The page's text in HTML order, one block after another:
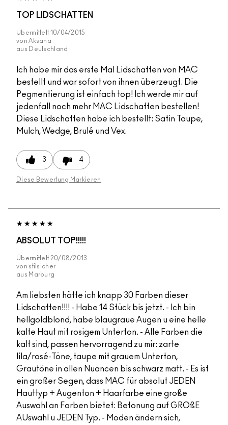
TOP LIDSCHATTEN
Übermittelt 10/04/2015
von Aksana
aus
Deutschland
Ich habe mir das erste Mal Lidschatten von MAC
bestellt und war sofort von ihnen überzeugt. Die
Pegmentierung ist einfach top! Ich werde mir auf
jedenfall noch mehr MAC Lidschatten bestellen!
Diese Lidschatten habe ich bestellt: Satin Taupe,
Mulch, Wedge, Brulé und Vex.
3 4
Diese Bewertung Markieren
ABSOLUT TOP!!!!!
Übermittelt 20/08/2013
von stilsicher
aus Marburg
Am liebsten hätte ich knapp 30 Farben dieser
Lidschatten!!!! - Habe 14 Stück bis jetzt. - Ich bin
hellgoldblond, habe blaugraue Augen u eine helle
kalte Haut mit rosigem Unterton. - Alle Farben die
kalt sind, passen hervorragend zu mir: zarte
lila/rosé-Töne, taupe mit grauem Unterton,
Grautöne in allen Nuancen bis schwarz matt. - Es ist
ein großer Segen, dass MAC für absolut JEDEN
Hauttyp + Augenton + Haarfarbe eine große
Auswahl an Farben bietet: Betonung auf GROßE
AUswahl u JEDEN Typ. - Moden ändern sich,